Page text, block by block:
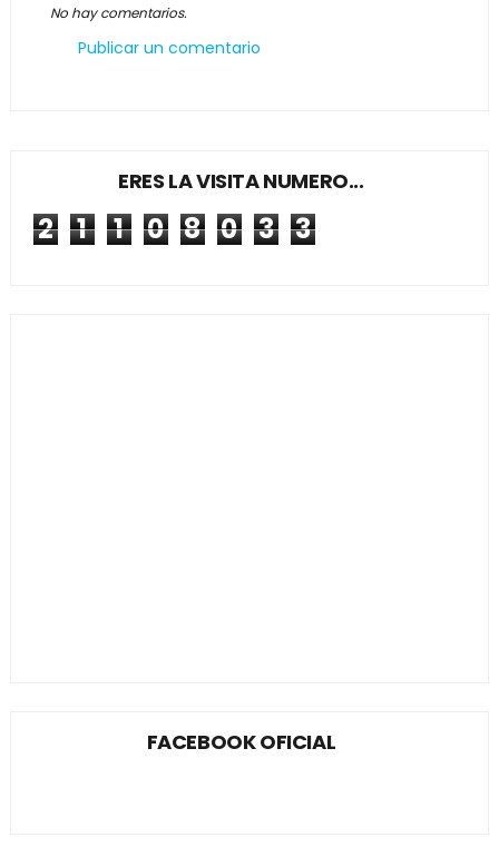
No hay comentarios.
Publicar un comentario
ERES LA VISITA NUMERO...
2 1 1 0 8 0 3 3
FACEBOOK OFICIAL